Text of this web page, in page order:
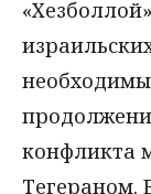
конфликта
Тегераном.